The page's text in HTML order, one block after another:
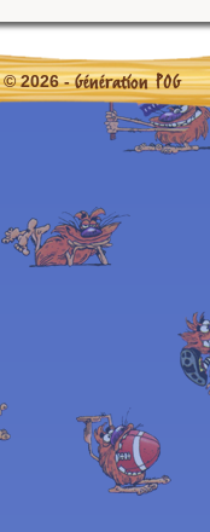
© 2026 -Génération POG